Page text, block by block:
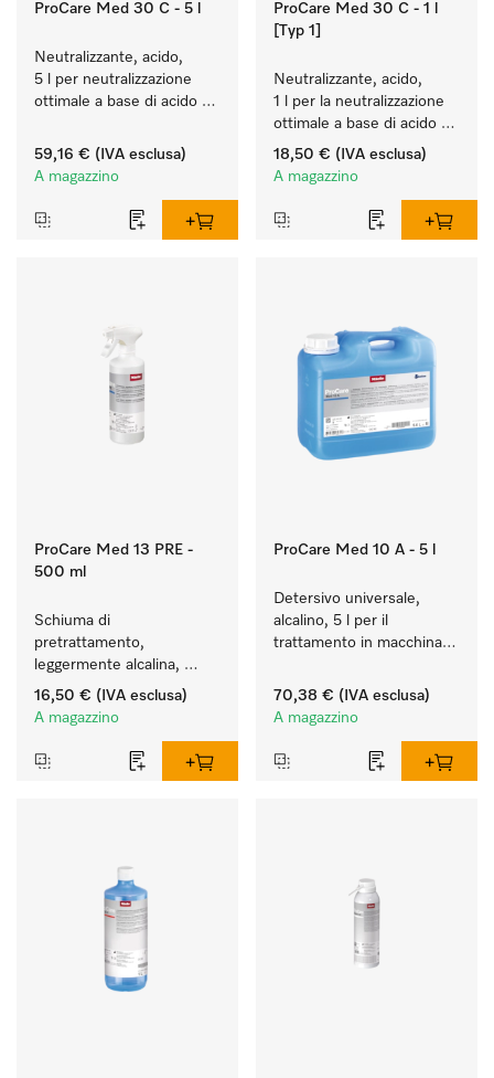
ProCare Med 30 C - 5 l
Neutralizzante, acido,
5 l per neutralizzazione
ottimale a base di acido
59,16 € (IVA esclusa)
A magazzino
ProCare Med 30 C - 1 l
[Typ 1]
Neutralizzante, acido,
1 l per la neutralizzazione
ottimale a base di acido
organico.
18,50 € (IVA esclusa)
A magazzino
ProCare Med 13 PRE -
500 ml
Schiuma di
pretrattamento,
leggermente alcalina,
500 ml per
pretrattamento a mano,
16,50 € (IVA esclusa)
A magazzino
ProCare Med 10 A - 5 l
Detersivo universale,
alcalino, 5 l per il
trattamento in macchina
70,38 € (IVA esclusa)
A magazzino